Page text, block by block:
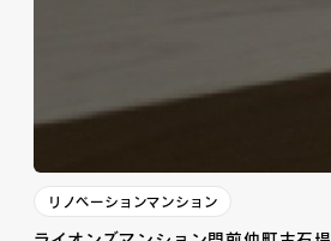
リノベーションマンション